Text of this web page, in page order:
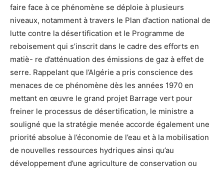
faire face à ce phénomène se déploie à plusieurs
niveaux, notamment à travers le Plan d’action national de
lutte contre la désertification et le Programme de
reboisement qui s’inscrit dans le cadre des efforts en
matiè- re d’atténuation des émissions de gaz à effet de
serre. Rappelant que l’Algérie a pris conscience des
menaces de ce phénomène dès les années 1970 en
mettant en œuvre le grand projet Barrage vert pour
freiner le processus de désertification, le ministre a
souligné que la stratégie menée accorde également une
priorité absolue à l’économie de l’eau et à la mobilisation
de nouvelles ressources hydriques ainsi qu’au
développement d’une agriculture de conservation ou